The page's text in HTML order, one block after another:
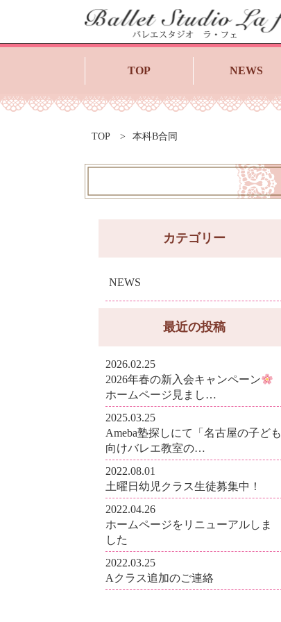
TOP NEWS
TOP 本科B合同
カテゴリー
NEWS
最近の投稿
2026.02.25
2026年春の新入会キャンペーン
ホームページ見まし…
2025.03.25
Ameba塾探しにて「名古屋の子ども
向けバレエ教室の…
2022.08.01
土曜日幼児クラス生徒募集中！
2022.04.26
ホームページをリニューアルしま
した
2022.03.25
Aクラス追加のご連絡